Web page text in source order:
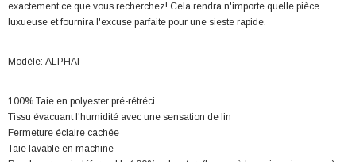
exactement ce que vous recherchez! Cela rendra n'importe quelle pièce
luxueuse et fournira l'excuse parfaite pour une sieste rapide.
Modèle: ALPHAI
100% Taie en polyester pré-rétréci
Tissu évacuant l'humidité avec une sensation de lin
Fermeture éclaire cachée
Taie lavable en machine